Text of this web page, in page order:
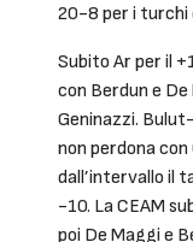
20-8 per i turchi
Subito Ar per il
con Berdun e
Geninazzi.
non perdona con
dall’intervallo il
-10. La CEAM
poi De Maggi e